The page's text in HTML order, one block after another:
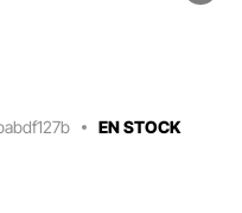
EN STOCK